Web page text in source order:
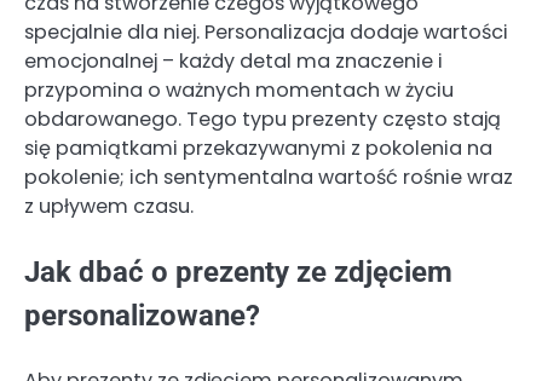
specjalnie dla niej. Personalizacja dodaje wartości
emocjonalnej – każdy detal ma znaczenie i
przypomina o ważnych momentach w życiu
obdarowanego. Tego typu prezenty często stają
się pamiątkami przekazywanymi z pokolenia na
pokolenie; ich sentymentalna wartość rośnie wraz
z upływem czasu.
Jak dbać o prezenty ze zdjęciem
personalizowane?